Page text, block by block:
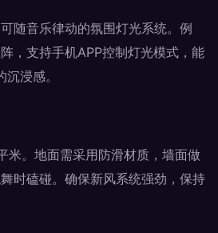
随音乐律动的氛围灯光系统。例
，支持手机APP控制灯光模式，能
沉浸感。
米。地面需采用防滑材质，墙面做
时磕碰。确保新风系统强劲，保持